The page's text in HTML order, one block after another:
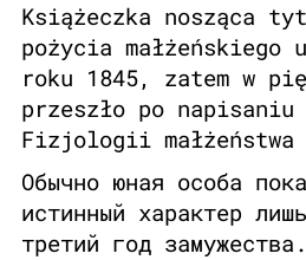
Książeczka nosząca
pożycia małżeńskiego
roku 1845, zatem w
przeszło po napisaniu
Fizjologii
Обычно юная особа
истинный характер
третий год замужества.